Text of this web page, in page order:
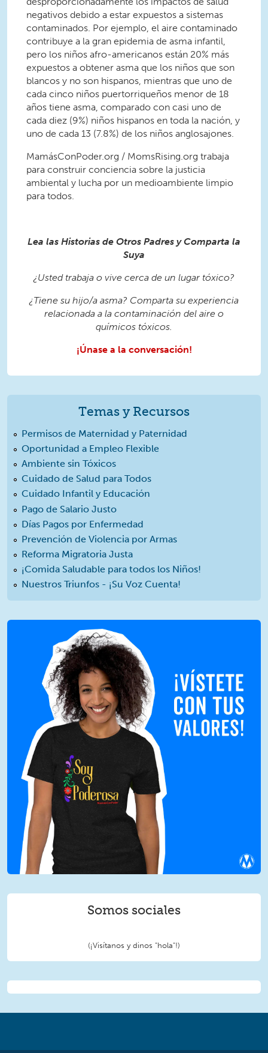
negativos debido a estar expuestos a sistemas
contaminados. Por ejemplo, el aire contaminado
contribuye a la gran epidemia de asma infantil,
pero los niños afro-americanos están 20% más
expuestos a obtener asma que los niños que son
blancos y no son hispanos, mientras que uno de
cada cinco niños puertorriqueños menor de 18
años tiene asma, comparado con casi uno de
cada diez (9%) niños hispanos en toda la nación, y
uno de cada 13 (7.8%) de los niños anglosajones.
MamásConPoder.org / MomsRising.org trabaja
para construir conciencia sobre la justicia
ambiental y lucha por un medioambiente limpio
para todos.
Lea las Historias de Otros Padres y Comparta la
Suya
¿Usted trabaja o vive cerca de un lugar tóxico?
¿Tiene su hijo/a asma? Comparta su experiencia
relacionada a la contaminación del aire o
químicos tóxicos.
¡Únase a la conversación!
Temas y Recursos
Permisos de Maternidad y Paternidad
Oportunidad a Empleo Flexible
Ambiente sin Tóxicos
Cuidado de Salud para Todos
Cuidado Infantil y Educación
Pago de Salario Justo
Días Pagos por Enfermedad
Prevención de Violencia por Armas
Reforma Migratoria Justa
¡Comida Saludable para todos los Niños!
Nuestros Triunfos - ¡Su Voz Cuenta!
Somos sociales
(¡Visítanos y dinos "hola"!)